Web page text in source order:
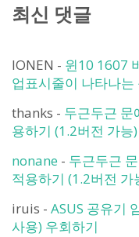
최신 댓글
IONEN - 윈10 1607
업표시줄이 나타나는
thanks - 두근두근 문
용하기 (1.2버전 가능)
nonane - 두근두근
적용하기 (1.2버전 가
iruis - ASUS 공유기
사용) 우회하기